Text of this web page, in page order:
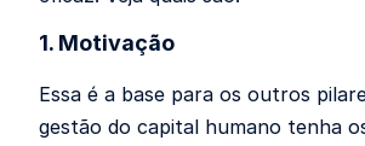
1. Motivação
Essa é a base para os outros
gestão do capital humano tenha